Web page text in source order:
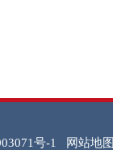
号-1 网站地图